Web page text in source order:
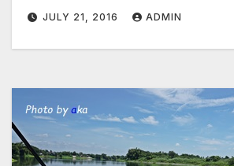
JULY 21, 2016 ADMIN